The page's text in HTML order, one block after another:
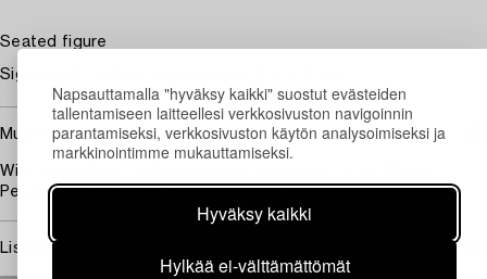
Napsauttamalla "hyväksy kaikki" suostut evästeiden
tallentamiseen laitteellesi verkkosivuston navigoinnin
parantamiseksi, verkkosivuston käytön analysoimiseksi ja
markkinointimme mukauttamiseksi.
Hyväksy kaikki
Hylkää ei-välttämättömät
Seated figure
Signed with initials. Ink on paper, 31,5 x 21 cm.
Muut tiedot
With dedication to the composer and music critic Moses
Pergament 21/9 - 1932, on the passe-partout.
Lisätietoja ja kuntoraportit